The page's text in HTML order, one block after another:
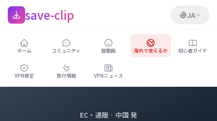
save-clip JA
ホーム コミュニティ 猫動画 海外で使えるか 初心者ガイド
VPN検定 旅行情報 VPNニュース
EC・通販 · 中国 発